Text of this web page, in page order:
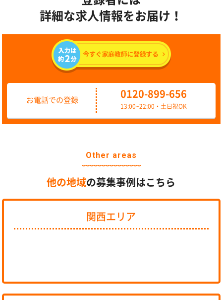
詳細な求人情報をお届け！
お電話での登録
0120-899-656
13:00~22:00・土日祝OK
Other areas
他の地域の募集事例はこちら
関西エリア